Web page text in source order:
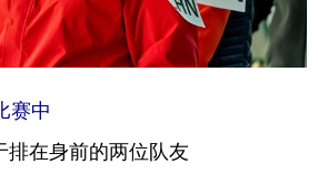
赛中
排在身前的两位队友